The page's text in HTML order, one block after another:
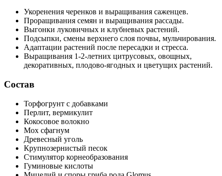
Укоренения черенков и выращивания саженцев.
Проращивания семян и выращивания рассады.
Выгонки луковичных и клубневых растений.
Подсыпки, смены верхнего слоя почвы, мульчирования.
Адаптации растений после пересадки и стресса.
Выращивания 1-2-летних цитрусовых, овощных,
декоративных, плодово-ягодных и цветущих растений.
Состав
Торфогрунт с добавками
Перлит, вермикулит
Кокосовое волокно
Мох сфагнум
Древесный уголь
Крупнозернистый песок
Стимулятор корнеобразования
Гуминовые кислоты